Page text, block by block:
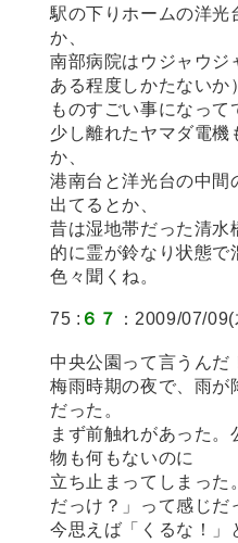
駅の下りホームの洋光
か、
南部病院はウジャウジ
ある程度しかたないか
ものすごい事になって
少し離れたヤマダ電機
か、
港南台と洋光台の中間
出てるとか、
昔は湿地帯だった清水
的に霊が鈴なり状態で
色々聞くね。
75 : ６７ ：2009/07/
中央公園って言うんだ
梅雨時期の夜で、雨が
だった。
まず前触れがあった
物も何もないのに
立ち止まってしまった
だっけ？」って感じだ
今思えば「くるな！」